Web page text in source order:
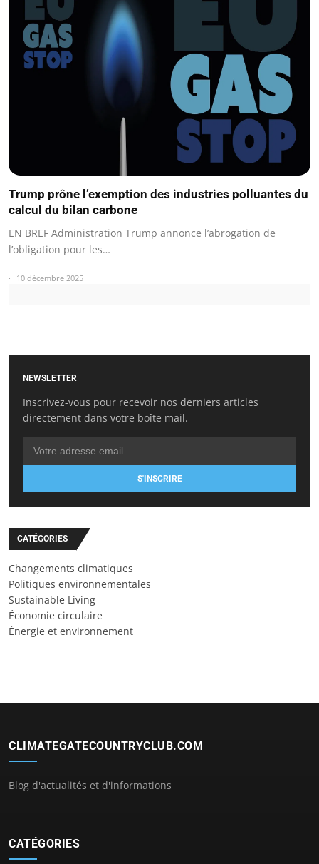
Trump prône l’exemption des industries polluantes du
calcul du bilan carbone
EN BREF Administration Trump annonce l’abrogation de
l’obligation pour les…
10 décembre 2025
NEWSLETTER
Inscrivez-vous pour recevoir nos derniers articles
directement dans votre boîte mail.
S'INSCRIRE
CATÉGORIES
Changements climatiques
Politiques environnementales
Sustainable Living
Économie circulaire
Énergie et environnement
CLIMATEGATECOUNTRYCLUB.COM
Blog d'actualités et d'informations
CATÉGORIES